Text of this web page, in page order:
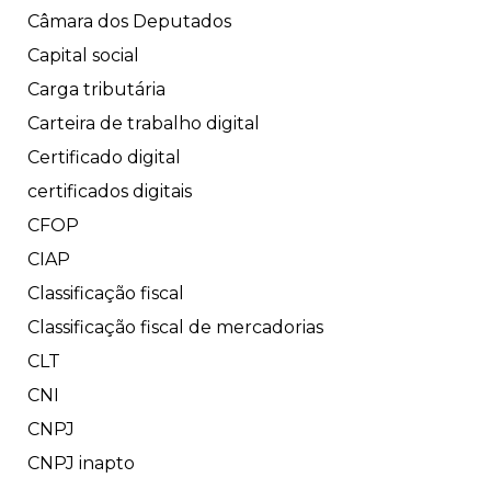
Câmara dos Deputados
Capital social
Carga tributária
Carteira de trabalho digital
Certificado digital
certificados digitais
CFOP
CIAP
Classificação fiscal
Classificação fiscal de mercadorias
CLT
CNI
CNPJ
CNPJ inapto